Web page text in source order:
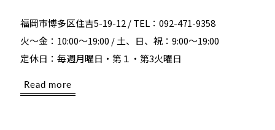
福岡市博多区住吉5-19-12 / TEL：092-471-9358
火～金：10:00～19:00 / 土、日、祝：9:00～19:00
定休日：毎週月曜日・第１・第3火曜日
Read more